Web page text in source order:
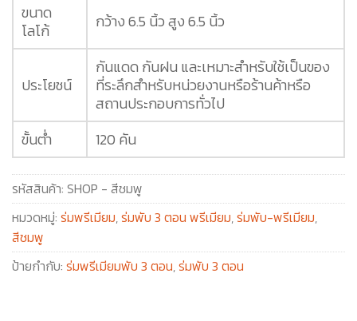
ขนาด
โลโก้
กว้าง 6.5 นิ้ว สูง 6.5 นิ้ว
ประโยชน์
กันแดด กันฝน และเหมาะสำหรับใช้เป็นของ
ที่ระลึกสำหรับหน่วยงานหรือร้านค้าหรือ
สถานประกอบการทั่วไป
ขั้นต่ำ
120 คัน
รหัสสินค้า: SHOP - สีชมพู
หมวดหมู่: ร่มพรีเมียม,ร่มพับ 3 ตอน พรีเมียม,ร่มพับ-พรีเมียม,
สีชมพู
ป้ายกำกับ: ร่มพรีเมียมพับ 3 ตอน,ร่มพับ 3 ตอน